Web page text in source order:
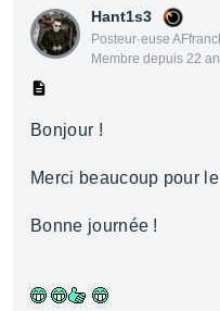
Hant1s3
Posteur·euse
Membre depuis 22
Bonjour !
Merci beaucoup pour
Bonne journée !